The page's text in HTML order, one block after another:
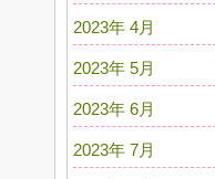
2023年 4月
2023年 5月
2023年 6月
2023年 7月